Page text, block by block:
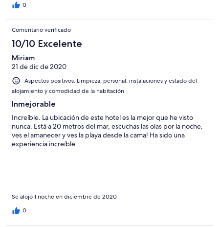
0
Comentario verificado
10/10 Excelente
Miriam
21 de dic de 2020
Aspectos positivos: Limpieza, personal, instalaciones y estado del
alojamiento y comodidad de la habitación
Inmejorable
Increíble. La ubicación de este hotel es la mejor que he visto
nunca. Está a 20 metros del mar, escuchas las olas por la noche,
ves el amanecer y ves la playa desde la cama! Ha sido una
experiencia increíble
Se alojó 1 noche en diciembre de 2020
0